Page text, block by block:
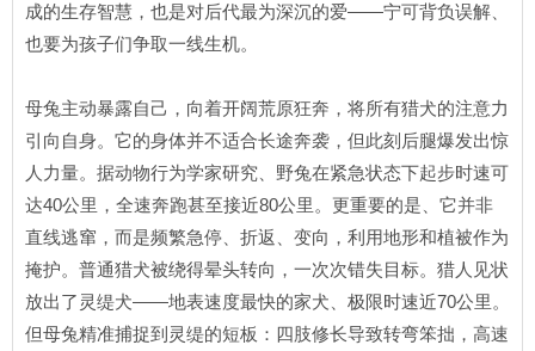
成的生存智慧，也是对后代最为深沉的爱——宁可背负误解、
也要为孩子们争取一线生机。
母兔主动暴露自己，向着开阔荒原狂奔，将所有猎犬的注意力
引向自身。它的身体并不适合长途奔袭，但此刻后腿爆发出惊
人力量。据动物行为学家研究、野兔在紧急状态下起步时速可
达40公里，全速奔跑甚至接近80公里。更重要的是、它并非
直线逃窜，而是频繁急停、折返、变向，利用地形和植被作为
掩护。普通猎犬被绕得晕头转向，一次次错失目标。猎人见状
放出了灵缇犬——地表速度最快的家犬、极限时速近70公里。
但母兔精准捕捉到灵缇的短板：四肢修长导致转弯笨拙，高速